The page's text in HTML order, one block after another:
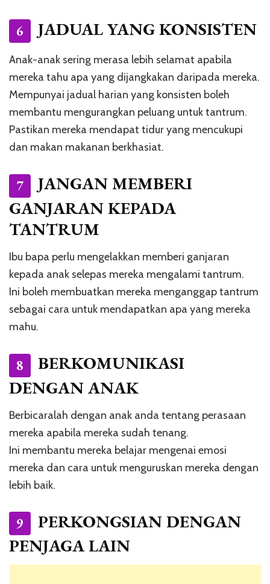
6 JADUAL YANG KONSISTEN
Anak-anak sering merasa lebih selamat apabila
mereka tahu apa yang dijangkakan daripada mereka.
Mempunyai jadual harian yang konsisten boleh
membantu mengurangkan peluang untuk tantrum.
Pastikan mereka mendapat tidur yang mencukupi
dan makan makanan berkhasiat.
7
JANGAN MEMBERI
GANJARAN KEPADA
TANTRUM
Ibu bapa perlu mengelakkan memberi ganjaran
kepada anak selepas mereka mengalami tantrum.
Ini boleh membuatkan mereka menganggap tantrum
sebagai cara untuk mendapatkan apa yang mereka
mahu.
8
BERKOMUNIKASI
DENGAN ANAK
Berbicaralah dengan anak anda tentang perasaan
mereka apabila mereka sudah tenang.
Ini membantu mereka belajar mengenai emosi
mereka dan cara untuk menguruskan mereka dengan
lebih baik.
9
PERKONGSIAN DENGAN
PENJAGA LAIN